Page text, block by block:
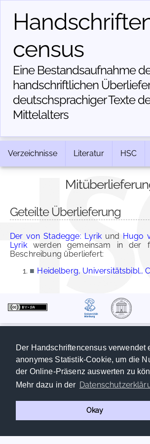
Der Handschriftencensus verwendet
anonymes Statistik-Cookie, um die
der Online-Präsenz auswerten zu
Mehr dazu in der
Okay
census
Eine Bestandsaufnahme
handschriftlichen
deutschsprachiger Texte
Mittelalters
Verzeichnisse Literatur HSC
Geteilte Überlieferung
Der von Stadegge: Lyrik und Hugo
Lyrikwerden gemeinsam in der
Beschreibung überliefert:
■ Heidelberg, Universitätsbibl.,